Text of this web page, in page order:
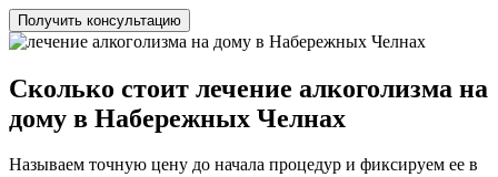
Получить консультацию
Сколько стоит лечение алкоголизма на
дому в Набережных Челнах
Называем точную цену до начала процедур и фиксируем ее в